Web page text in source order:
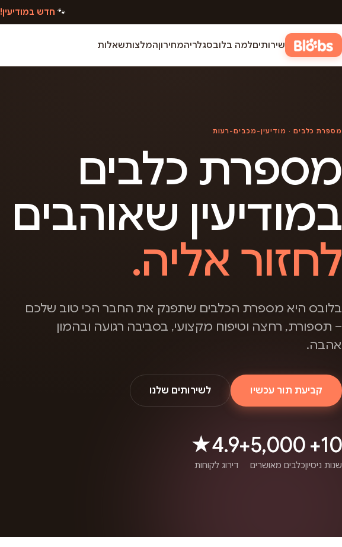
🐾 חדש במודיעין!
שירותיםלמה בלובסגלריהמחירוןהמלצותשאלות
מספרת כלבים · מודיעין-מכבים-רעות
מספרת כלבים
במודיעין שאוהבים
לחזור אליה.
בלובס היא מספרת הכלבים שתפנק את החבר הכי טוב שלכם
– תספורת, רחצה וטיפוח מקצועי, בסביבה רגועה ובהמון
אהבה.
קביעת תור עכשיו לשירותים שלנו
10+
שנות ניסיון
5,000+
כלבים מאושרים
4.9★
דירוג לקוחות